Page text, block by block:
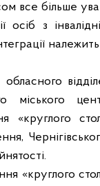
все більше
осіб з
належить
обласного
міського
«круглого
«круглого